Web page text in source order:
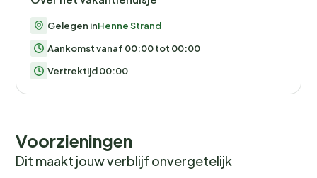
Gelegen inHenne Strand
Aankomst vanaf 00:00 tot 00:00
Vertrektijd 00:00
Voorzieningen
Dit maakt jouw verblijf onvergetelijk